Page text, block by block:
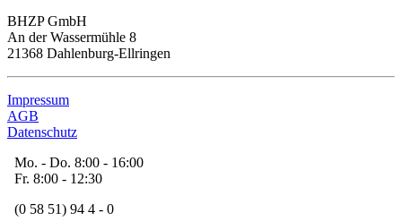
BHZP GmbH
An der Wassermühle 8
21368 Dahlenburg-Ellringen
Impressum
AGB
Datenschutz
Mo. - Do. 8:00 - 16:00
Fr. 8:00 - 12:30
(0 58 51) 94 4 - 0